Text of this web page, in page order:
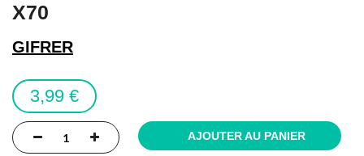
beginning
of
images
gallery
X70
GIFRER
3,99 €
AJOUTER AU PANIER